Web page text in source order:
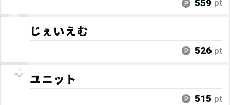
559 pt
じぇいえむ
526 pt
ユニット
515 pt